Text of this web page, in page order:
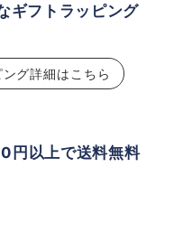
ギフトラッピング
ング詳細はこちら
円以上で送料無料